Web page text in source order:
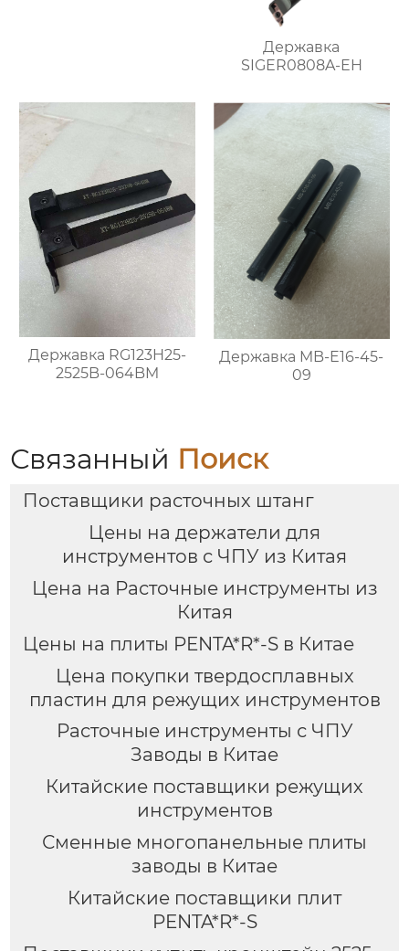
Державка
SIGER0808A-EH
Державка RG123H25-
2525B-064BM
Державка MB-E16-45-
09
Связанный Поиск
Поставщики расточных штанг
Цены на держатели для
инструментов с ЧПУ из Китая
Цена на Расточные инструменты из
Китая
Цены на плиты PENTA*R*-S в Китае
Цена покупки твердосплавных
пластин для режущих инструментов
Расточные инструменты с ЧПУ
Заводы в Китае
Китайские поставщики режущих
инструментов
Сменные многопанельные плиты
заводы в Китае
Китайские поставщики плит
PENTA*R*-S